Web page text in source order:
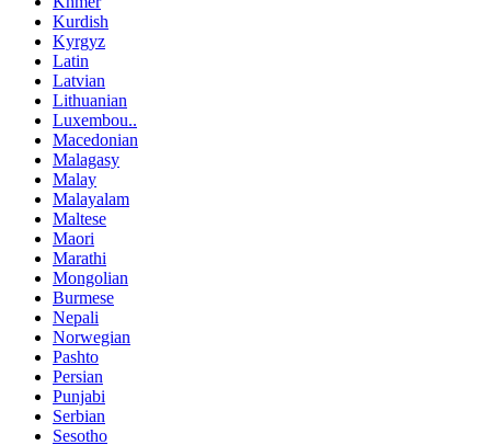
Kurdish
Kyrgyz
Latin
Latvian
Lithuanian
Luxembou..
Macedonian
Malagasy
Malay
Malayalam
Maltese
Maori
Marathi
Mongolian
Burmese
Nepali
Norwegian
Pashto
Persian
Punjabi
Serbian
Sesotho